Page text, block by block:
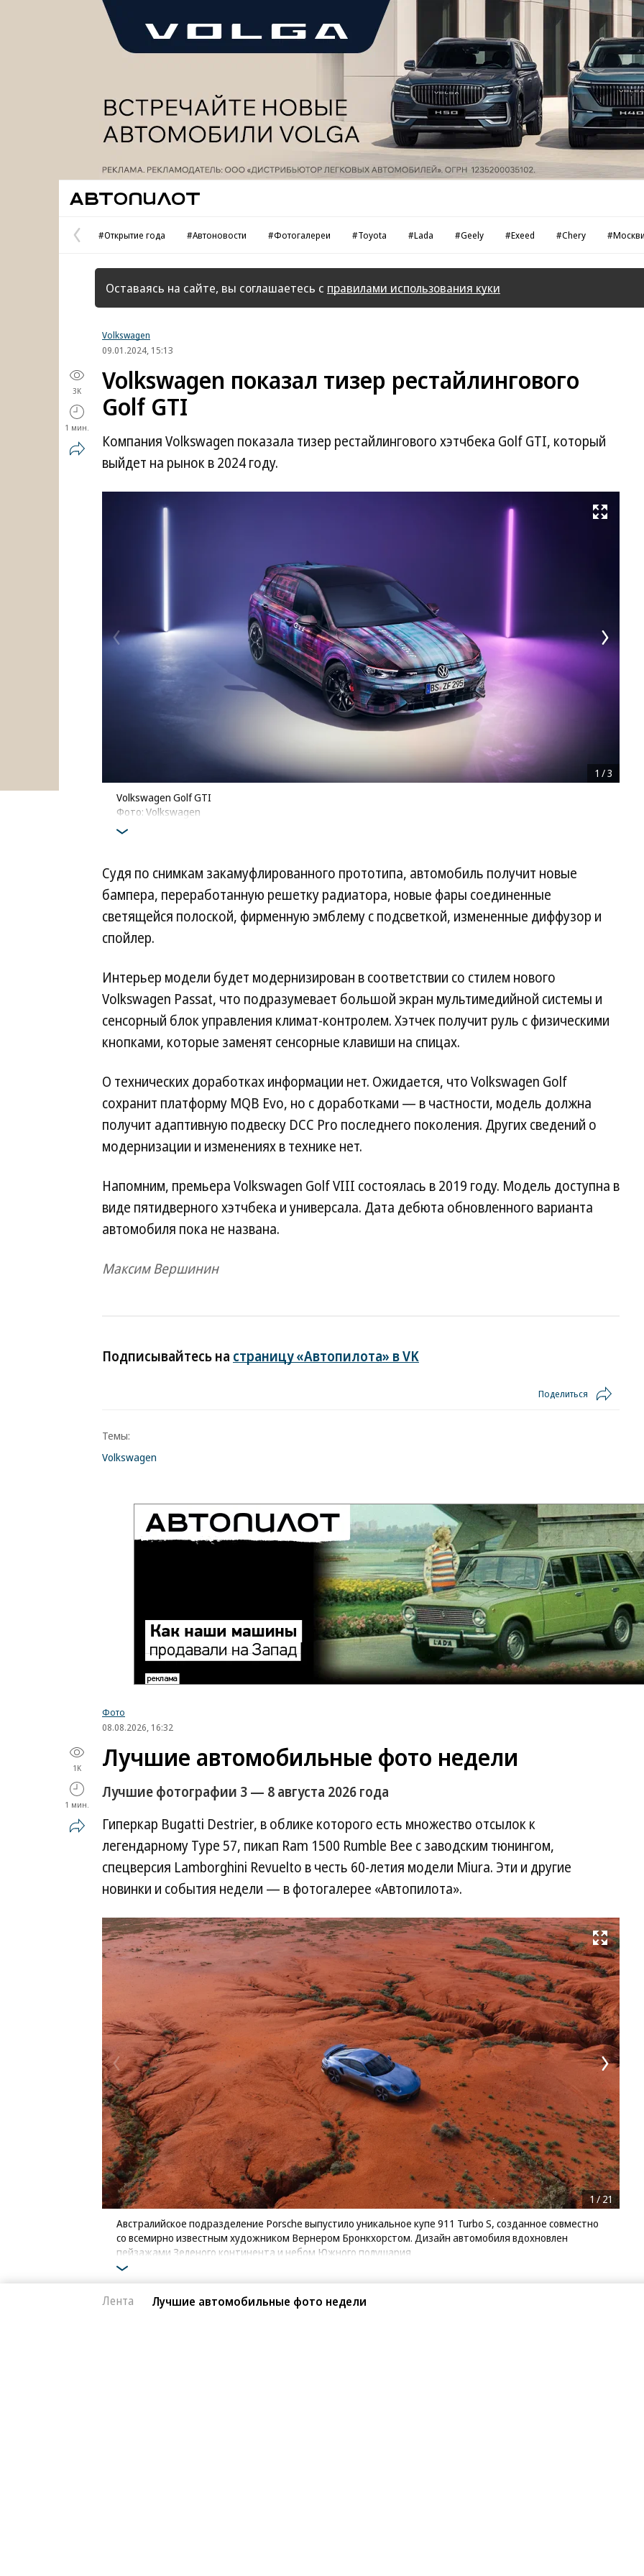
Предыдущая
страница
#Открытие года #Автоновости #Фотогалереи #Toyota #Lada #Geely #Exeed #Chery
Оставаясь на сайте, вы соглашаетесь с правилами использования куки
Volkswagen
09.01.2024, 15:13
3K
1 мин.
Volkswagen показал тизер рестайлингового
Golf GTI
Компания Volkswagen показала тизер рестайлингового хэтчбека Golf GTI, который
выйдет на рынок в 2024 году.
Развернуть на весь экран
Volkswagen Golf GTI
Фото: Volkswagen
1 /3
Судя по снимкам закамуфлированного прототипа, автомобиль получит новые
бампера, переработанную решетку радиатора, новые фары соединенные
светящейся полоской, фирменную эмблему с подсветкой, измененные диффузор и
спойлер.
Интерьер модели будет модернизирован в соответствии со стилем нового
Volkswagen Passat, что подразумевает большой экран мультимедийной системы и
сенсорный блок управления климат-контролем. Хэтчек получит руль с физическими
кнопками, которые заменят сенсорные клавиши на спицах.
О технических доработках информации нет. Ожидается, что Volkswagen Golf
сохранит платформу MQB Evo, но с доработками — в частности, модель должна
получит адаптивную подвеску DCC Pro последнего поколения. Других сведений о
модернизации и изменениях в технике нет.
Напомним, премьера Volkswagen Golf VIII состоялась в 2019 году. Модель доступна в
виде пятидверного хэтчбека и универсала. Дата дебюта обновленного варианта
автомобиля пока не названа.
Максим Вершинин
Подписывайтесь на страницу «Автопилота» в VK
Поделиться
Темы:
Volkswagen
Фото
08.08.2026, 16:32
1K
1 мин.
Лучшие автомобильные фото недели
Лучшие фотографии 3 — 8 августа 2026 года
Гиперкар Bugatti Destrier, в облике которого есть множество отсылок к
легендарному Type 57, пикап Ram 1500 Rumble Bee с заводским тюнингом,
спецверсия Lamborghini Revuelto в честь 60-летия модели Miura. Эти и другие
новинки и события недели — в фотогалерее «Автопилота».
Развернуть на весь экран
Австралийское подразделение Porsche выпустило уникальное купе 911 Turbo S, созданное совместно
со всемирно известным художником Вернером Бронкхорстом. Дизайн автомобиля вдохновлен
пейзажами Зеленого континента и небом Южного полушария
Фото: Porsche
1/21
Лента Лучшие автомобильные фото недели